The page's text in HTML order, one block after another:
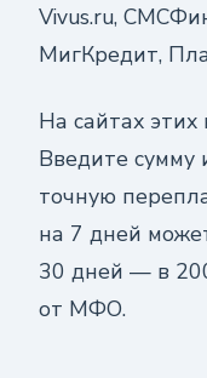
Vivus.ru,
МигКредит,
На сайтах
Введите сумму
точную
на 7 дней
30 дней — в
от МФО.